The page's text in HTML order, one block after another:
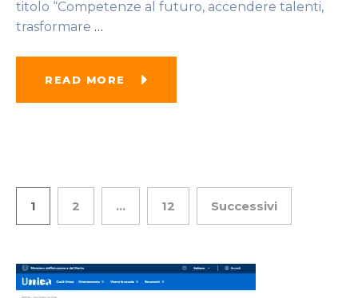
titolo “Competenze al futuro, accendere talenti,
trasformare …
READ MORE
1 2 … 12 Successivi